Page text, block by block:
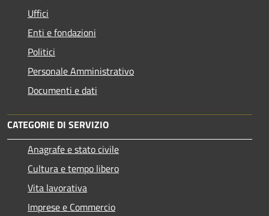
Uffici
Enti e fondazioni
Politici
Personale Amministrativo
Documenti e dati
CATEGORIE DI SERVIZIO
Anagrafe e stato civile
Cultura e tempo libero
Vita lavorativa
Imprese e Commercio